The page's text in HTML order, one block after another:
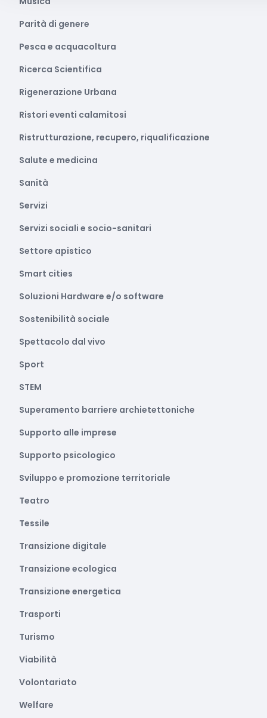
Parità di genere
Pesca e acquacoltura
Ricerca Scientifica
Rigenerazione Urbana
Ristori eventi calamitosi
Ristrutturazione, recupero, riqualificazione
Salute e medicina
Sanità
Servizi
Servizi sociali e socio-sanitari
Settore apistico
Smart cities
Soluzioni Hardware e/o software
Sostenibilità sociale
Spettacolo dal vivo
Sport
STEM
Superamento barriere archietettoniche
Supporto alle imprese
Supporto psicologico
Sviluppo e promozione territoriale
Teatro
Tessile
Transizione digitale
Transizione ecologica
Transizione energetica
Trasporti
Turismo
Viabilità
Volontariato
Welfare